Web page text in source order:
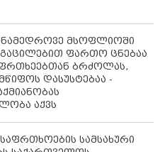
მსოფლიოში
ფართო ცნებაა
ბრძოლას,
დასუსტებაა -
აქვს
სამსახური